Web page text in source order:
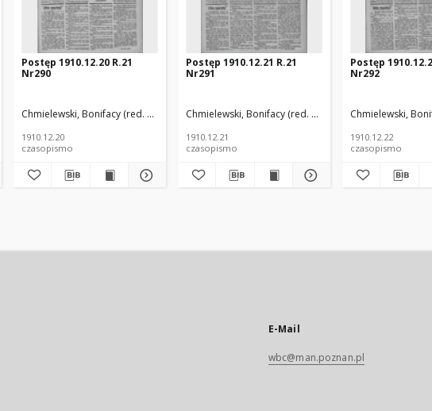
Postęp 1910.12.20 R.21
Nr290
Chmielewski, Bonifacy (red. odp.)
1910.12.20
czasopismo
Postęp 1910.12.21 R.21
Nr291
Chmielewski, Bonifacy (red. odp.)
1910.12.21
czasopismo
Postęp
Nr292
Chmielewski,
1910.12.22
czasopismo
E-Mail
wbc@man.poznan.pl